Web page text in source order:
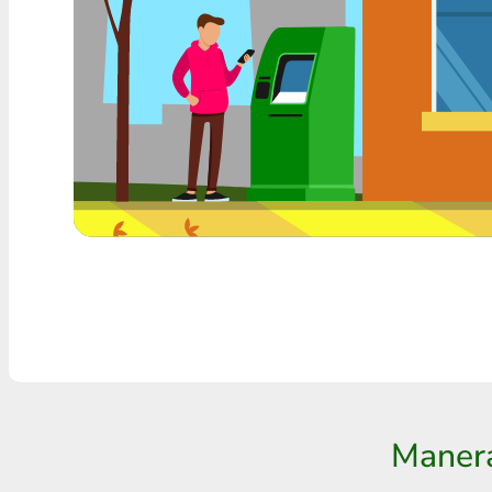
Cualquier banco THB
Visa/MasterCard MDL
Visa/MasterCard AMD
Visa/MasterCard TRY
Bitcoin